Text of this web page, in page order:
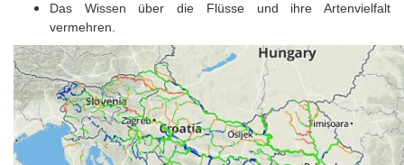
Das Wissen über die Flüsse und ihre Artenvielfalt
vermehren.